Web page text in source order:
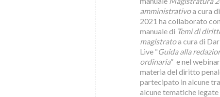
amministrativoa cura
2021 ha collaborato
manuale di Temi di
magistratoa cura di
Live “Guida alla
ordinaria” e nel
materia del diritto
partecipato in alcune
alcune tematiche legate